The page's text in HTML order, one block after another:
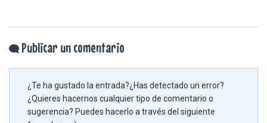
Publicar un comentario
¿Te ha gustado la entrada?¿Has detectado un error?
¿Quieres hacernos cualquier tipo de comentario o
sugerencia? Puedes hacerlo a través del siguiente